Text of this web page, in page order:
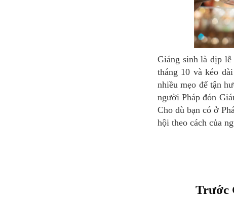
Giáng sinh là dịp lễ quan trọng nhất ở Pháp. Các thành phố sẽ tràn ngập không khí lễ hội từ giữa
tháng 10 và kéo
nhiều mẹo để tận
người Pháp đón
Cho dù bạn có ở
hội theo cách của